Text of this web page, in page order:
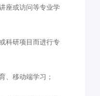
座或访问等专业学
科研项目而进行专
、移动端学习；